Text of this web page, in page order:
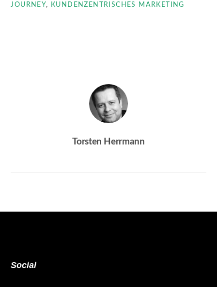
JOURNEY, KUNDENZENTRISCHES MARKETING
Torsten Herrmann
Social